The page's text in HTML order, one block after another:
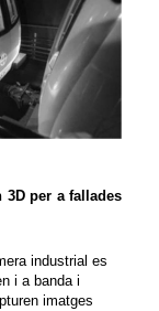
3D per a fallades
industrial es
i a banda i
imatges